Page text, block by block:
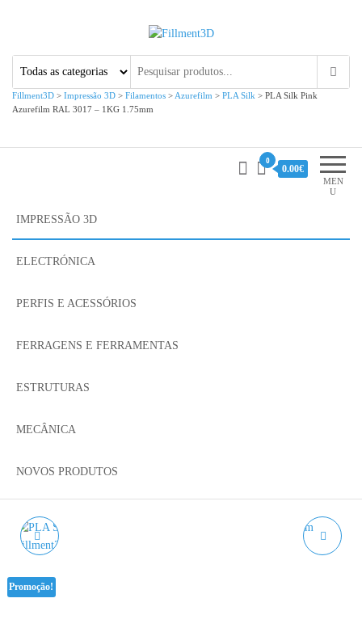
Fillment3D
Fillment3D > Impressão 3D > Filamentos > Azurefilm > PLA Silk > PLA Silk Pink
Azurefilm RAL 3017 – 1KG 1.75mm
MEN
U
0
0.00€
IMPRESSÃO 3D
ELECTRÓNICA
PERFIS E ACESSÓRIOS
FERRAGENS E FERRAMENTAS
ESTRUTURAS
MECÂNICA
NOVOS PRODUTOS
AZUREFILM RAL 9010 -
Promoção!